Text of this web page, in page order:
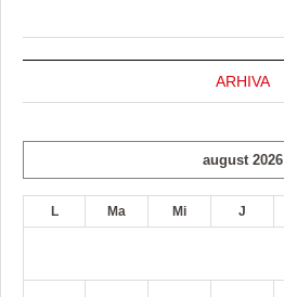
ARHIVA
august 2026
L Ma Mi J